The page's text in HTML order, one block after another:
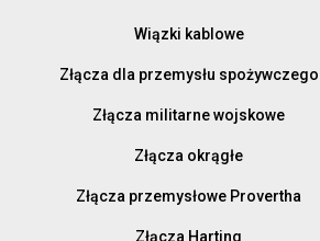
Wiązki kablowe
Złącza dla przemysłu spożywczego
Złącza militarne wojskowe
Złącza okrągłe
Złącza przemysłowe Provertha
Złącza Harting